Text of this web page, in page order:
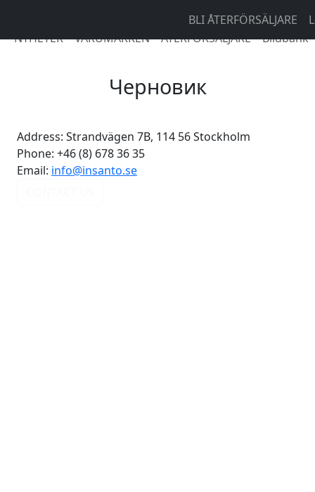
BLI ÅTERFÖRSÄLJARE
NYHETER
VARUMÄRKEN ÅTERFÖRSÄLJARE Bildbank
Черновик
Address: Strandvägen 7B, 114 56 Stockholm
Phone: +46 (8) 678 36 35
Email: info@insanto.se